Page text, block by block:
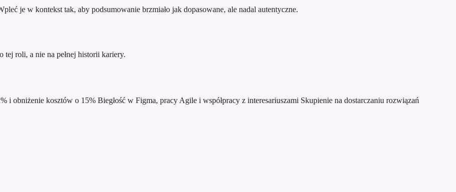
je w kontekst tak, aby podsumowanie brzmiało jak dopasowane, ale nadal autentyczne.
tej roli, a nie na pełnej historii kariery.
i obniżenie kosztów o 15% Biegłość w Figma, pracy Agile i współpracy z interesariuszami Skupienie na dostarczaniu rozwiązań